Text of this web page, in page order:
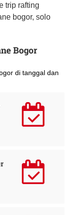
trip rafting
bogor, solo
Bogor
di tanggal dan